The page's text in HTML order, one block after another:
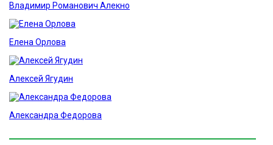
Владимир Романович Алекно
Елена Орлова
Алексей Ягудин
Александра Федорова